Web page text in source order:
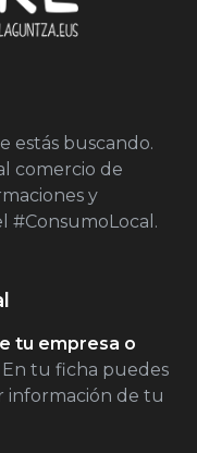
estás buscando.
comercio de
y
#ConsumoLocal.
tu empresa o
tu ficha puedes
información de tu